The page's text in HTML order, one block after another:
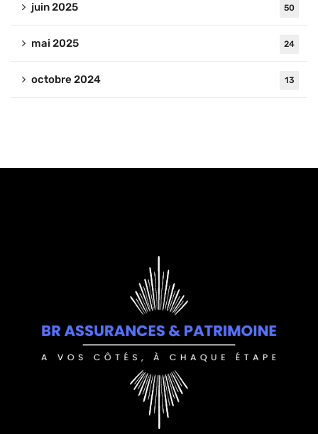
juin 2025 50
mai 2025 24
octobre 2024 13